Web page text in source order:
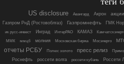
US disclosure Авангард Акрон акции
Газпром РнД (Ростовоблгаз) Газпромнефть ГМК
ик русс-инвест
Инград ИнтерРАО КАМАЗ
ММК ммцб молния Московская биржа Мосэнерго
отчеты РСБУ Полюс золото пресс релиз
Роснефть россети волга россети кубань Россети